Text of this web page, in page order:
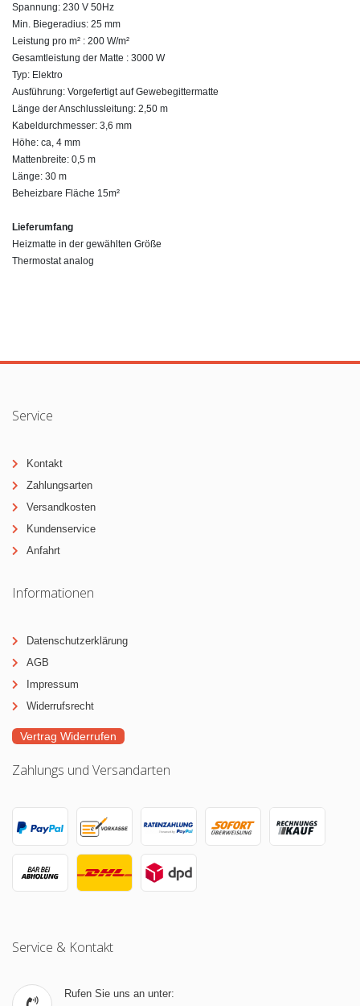
Spannung: 230 V 50Hz
Min. Biegeradius: 25 mm
Leistung pro m² : 200 W/m²
Gesamtleistung der Matte : 3000 W
Typ: Elektro
Ausführung: Vorgefertigt auf Gewebegittermatte
Länge der Anschlussleitung: 2,50 m
Kabeldurchmesser: 3,6 mm
Höhe: ca, 4 mm
Mattenbreite: 0,5 m
Länge: 30 m
Beheizbare Fläche 15m²
Lieferumfang
Heizmatte in der gewählten Größe
Thermostat analog
Service
Kontakt
Zahlungsarten
Versandkosten
Kundenservice
Anfahrt
Informationen
Datenschutzerklärung
AGB
Impressum
Widerrufsrecht
Vertrag Widerrufen
Zahlungs und Versandarten
Service & Kontakt
Rufen Sie uns an unter: